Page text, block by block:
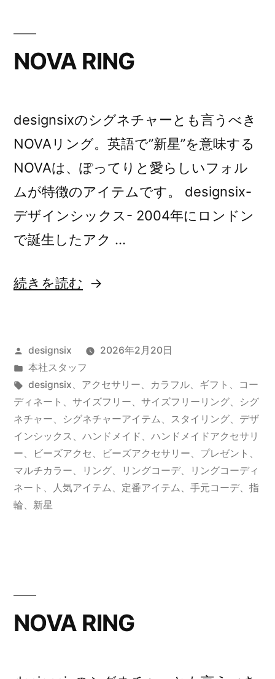
NOVA RING
designsixのシグネチャーとも言うべき
NOVAリング。英語で”新星”を意味する
NOVAは、ぽってりと愛らしいフォル
ムが特徴のアイテムです。 designsix-
デザインシックス- 2004年にロンドン
で誕生したアク …
“NOVA
続きを読む
投
稿
者:
designsix
2026年2月20日
カ
テ
ゴ
リ
ー:
本社スタッフ
タ
グ:
designsix、 アクセサリー、 カラフル、 ギフト 、
コー
ディネート 、 サイズフリー、 サイズフリーリング、
シグ
ネチャー、 シグネチャーアイテム、 スタイリング、 デザ
インシックス 、 ハンドメイド 、 ハンドメイドアクセサリ
ー、 ビーズアクセ、 ビーズアクセサリー、 プレゼント 、
マルチカラー、 リング、 リングコーデ、
リングコーディ
ネート 、 人気アイテム、 定番アイテム、 手元コーデ、 指
輪、 新星
NOVA RING